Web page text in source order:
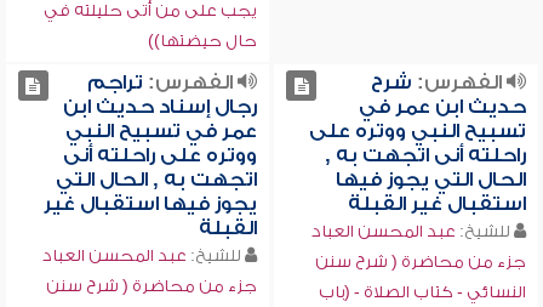
يجب على من أتى حليلته في
حال حيضتها))
الفهرس: شرح
حديث ابن عمر في
تسبيح النبي ووتره على
راحلته أنى اتجهت به ,
الحال التي يجوز فيها
استقبال غير القبلة
للشيخ: عبد المحسن العباد
جزء من محاضرة ( شرح سنن
النسائي - كتاب الصلاة - (باب
الفهرس: تراجم
رجال إسناد حديث ابن
عمر في تسبيح النبي
ووتره على راحلته أنى
اتجهت به , الحال التي
يجوز فيها استقبال غير
القبلة
للشيخ: عبد المحسن العباد
جزء من محاضرة ( شرح سنن